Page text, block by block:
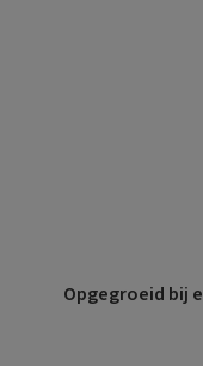
Opgegroeid bij